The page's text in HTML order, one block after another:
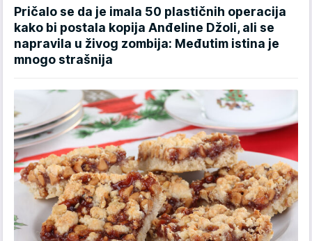
Pričalo se da je imala 50 plastičnih operacija
kako bi postala kopija Anđeline Džoli, ali se
napravila u živog zombija: Međutim istina je
mnogo strašnija